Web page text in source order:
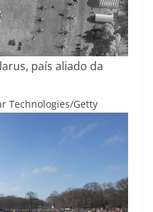
país aliado da
Technologies/Getty